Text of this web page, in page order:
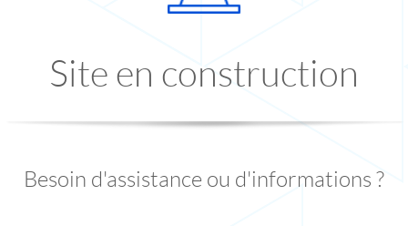
Site en construction
Besoin d'assistance ou d'informations ?